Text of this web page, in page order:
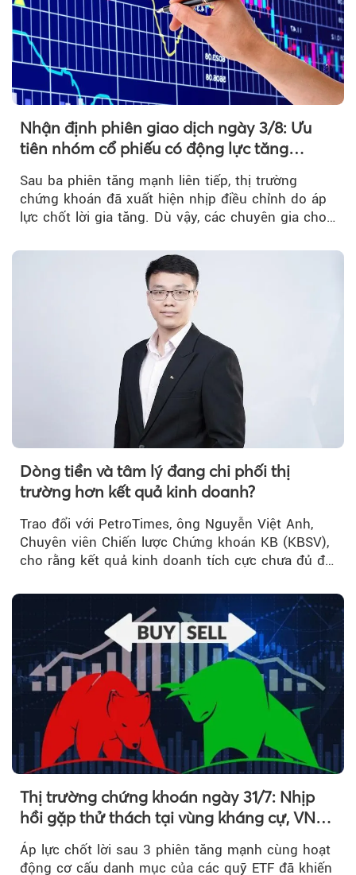
Nhận định phiên giao dịch ngày 3/8: Ưu
tiên nhóm cổ phiếu có động lực tăng
Sau ba phiên tăng mạnh liên tiếp, thị trường
chứng khoán đã xuất hiện nhịp điều chỉnh do áp
lực chốt lời gia tăng. Dù vậy, các chuyên gia cho
Dòng tiền và tâm lý đang chi phối thị
trường hơn kết quả kinh doanh?
Trao đổi với PetroTimes, ông Nguyễn Việt Anh,
Chuyên viên Chiến lược Chứng khoán KB (KBSV),
cho rằng kết quả kinh doanh tích cực chưa đủ để
Thị trường chứng khoán ngày 31/7: Nhịp
hồi gặp thử thách tại vùng kháng cự, VN
Index giảm gần 9 điểm trong phiên cuối...
Áp lực chốt lời sau 3 phiên tăng mạnh cùng hoạt
động cơ cấu danh mục của các quỹ ETF đã khiến